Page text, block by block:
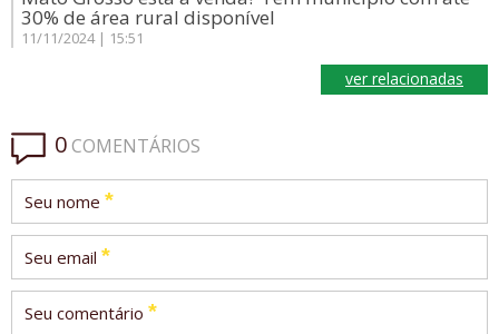
30% de área rural disponível
11/11/2024 | 15:51
ver relacionadas
0COMENTÁRIOS
Seu nome *
Seu email *
Seu comentário *